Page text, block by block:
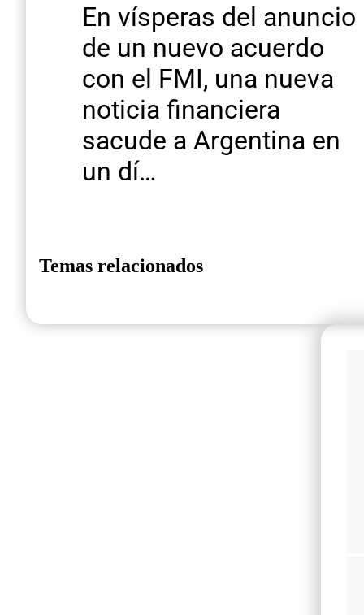
En vísperas del anuncio
de un nuevo acuerdo
con el FMI, una nueva
noticia financiera
sacude a Argentina en
un dí…
Temas relacionados